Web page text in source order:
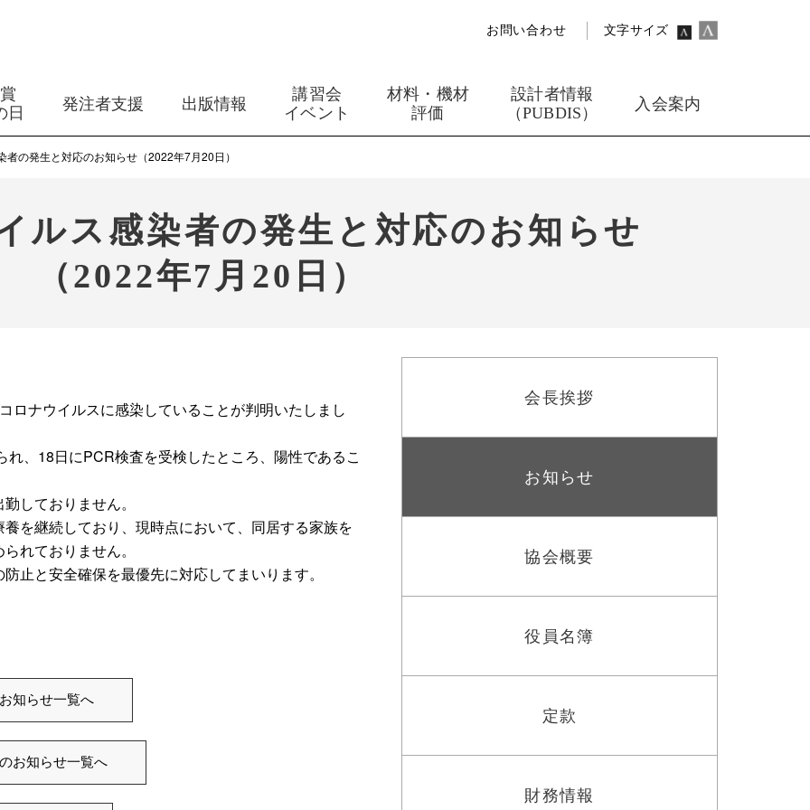
お問い合わせ 文字サイズ
日
発注者支援 出版情報
講習会
イベント
材料・機材
評価
設計者情報
（PUBDIS）
入会案内
者の発生と対応のお知らせ（2022年7月20日）
ルス感染者の発生と対応のお知らせ
（2022年7月20日）
ロナウイルスに感染していることが判明いたしまし
、18日にPCR検査を受検したところ、陽性であるこ
しておりません。
を継続しており、現時点において、同居する家族を
れておりません。
止と安全確保を最優先に対応してまいります。
知らせ一覧へ
お知らせ一覧へ
会長挨拶
お知らせ
協会概要
役員名簿
定款
財務情報